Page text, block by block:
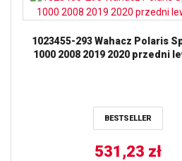
1023455-293 Wahacz Polaris
1000 2008 2019 2020 przedni
BESTSELLER
531,23 zł